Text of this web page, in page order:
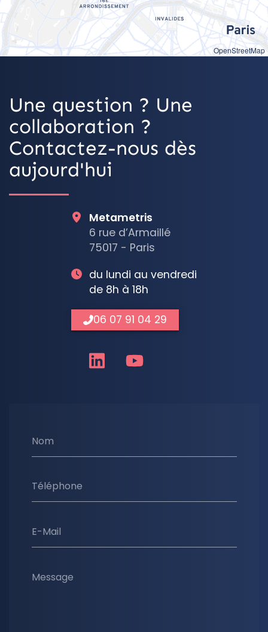
OpenStreetMap
Une question ? Une
collaboration ?
Contactez-nous dès
aujourd'hui
Nom
Téléphone
E-Mail
Message
Metametris
6 rue d’Armaillé
75017 - Paris
du lundi au vendredi
de 8h à 18h
06 07 91 04 29